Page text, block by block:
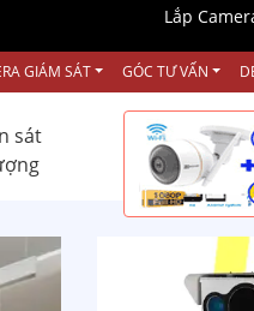
Lắp
GIÁM SÁT GÓC TƯ VẤN
sát